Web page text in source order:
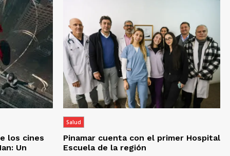
los cines
Un
Salud
Pinamar cuenta con el primer Hospital
Escuela de la región